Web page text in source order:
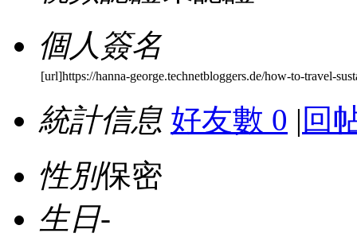
個人簽名
[url]https://hanna-george.technetbloggers.de/how-to-travel-
統計信息 好友數 0 | 回
性別保密
生日-